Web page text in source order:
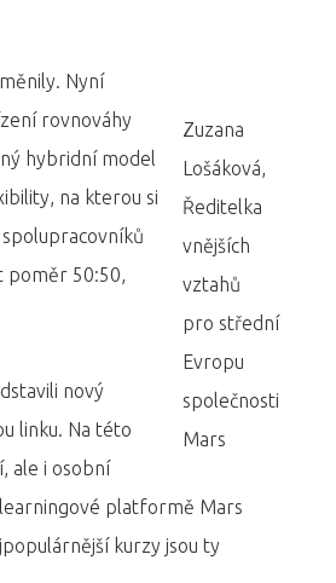
Zuzana
Lošáková,
Ředitelka
vnějších
vztahů
pro střední
Evropu
společnosti
Mars
Nyní
rovnováhy
hybridní model
na kterou si
poměr 50:50,
nový
linku. Na této
ale i osobní
platformě Mars
kurzy jsou ty